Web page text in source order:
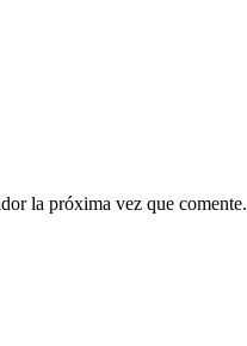
la próxima vez que comente.